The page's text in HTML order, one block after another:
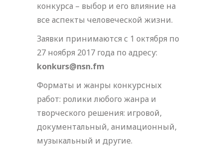
конкурса – выбор и его влияние на
все аспекты человеческой жизни.
Заявки принимаются с 1 октября по
27 ноября 2017 года по адресу:
konkurs@nsn.fm
Форматы и жанры конкурсных
работ: ролики любого жанра и
творческого решения: игровой,
документальный, анимационный,
музыкальный и другие.